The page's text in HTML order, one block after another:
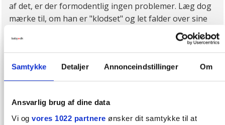
Samtykke Detaljer Annonceindstillinger Om
Ansvarlig brug af dine data
Vi og vores 1022 partnere ønsker dit samtykke til at
af det, er der formodentlig ingen problemer. Læg dog
mærke til, om han er "klodset" og let falder over sine
egne ben, og om han udtrættes meget hurtigt ved
gang, og f.eks. ved gåture altid vil bæres meget
hurtigt.
Mht. hypermobile led, kan det være fint at få det
vurderet, da barnet i så fald kan have behov for fodtøj
Platfod skal først vurderes omkring 4-5 års alderen,
og til den tid behandles/have indlæg, hvis det stadig er